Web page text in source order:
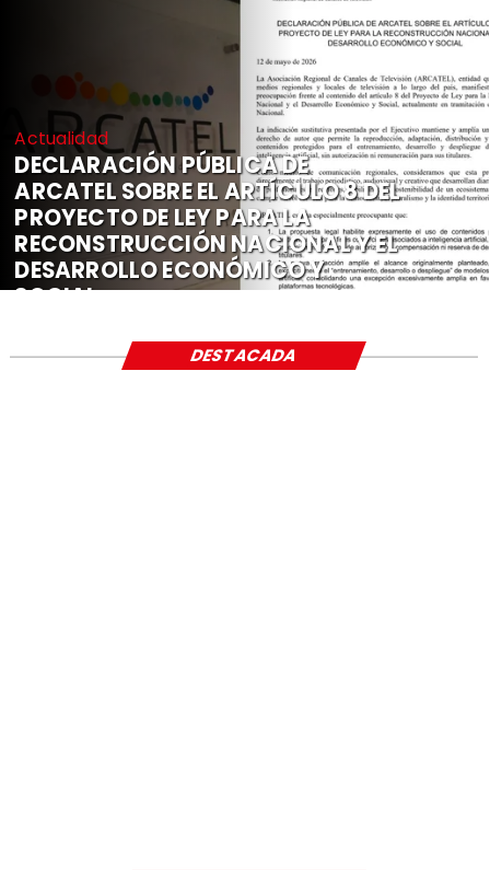
Actualidad
DECLARACIÓN PÚBLICA DE
ARCATEL SOBRE EL ARTÍCULO 8 DEL
PROYECTO DE LEY PARA LA
RECONSTRUCCIÓN NACIONAL Y EL
DESARROLLO ECONÓMICO Y
SOCIAL
DESTACADA